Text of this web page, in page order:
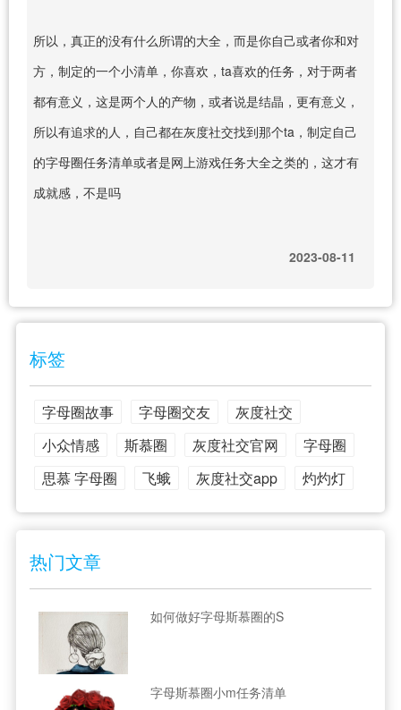
所以，真正的没有什么所谓的大全，而是你自己或者你和对
方，制定的一个小清单，你喜欢，ta喜欢的任务，对于两者
都有意义，这是两个人的产物，或者说是结晶，更有意义，
所以有追求的人，自己都在灰度社交找到那个ta，制定自己
的字母圈任务清单或者是网上游戏任务大全之类的，这才有
成就感，不是吗
2023-08-11
标签
字母圈故事 字母圈交友
灰度社交
小众情感
斯慕圈 灰度社交官网
字母圈
思慕 字母圈
飞蛾 灰度社交app 灼灼灯
热门文章
如何做好字母斯慕圈的S
字母斯慕圈小m任务清单